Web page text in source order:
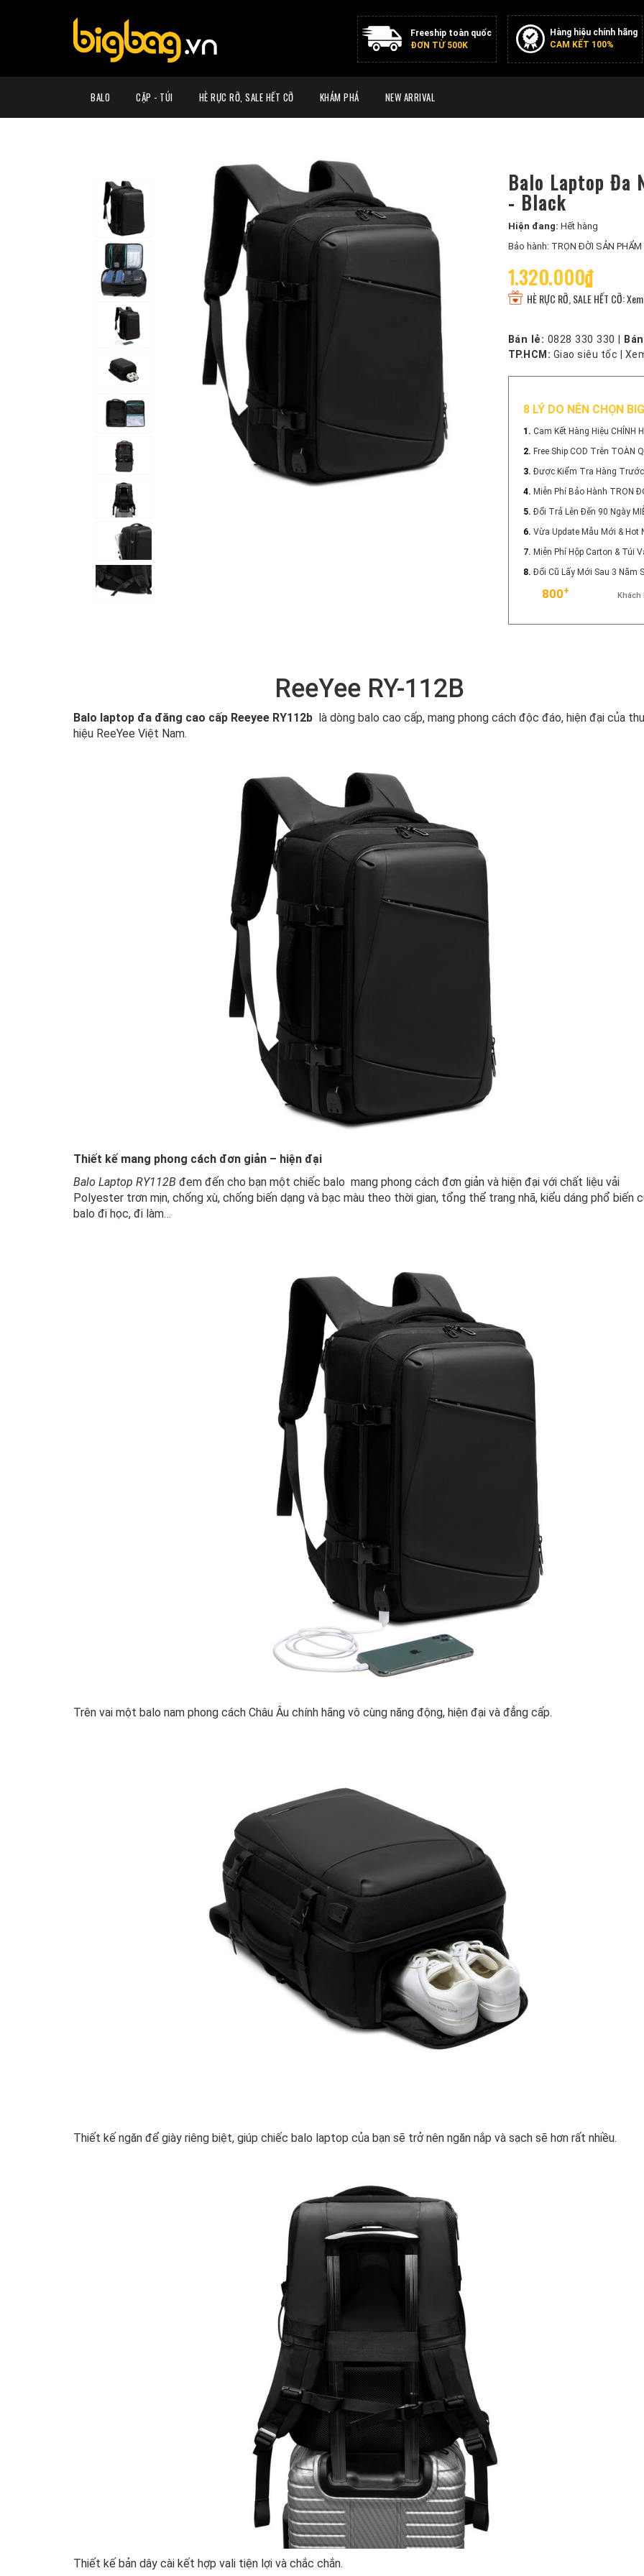
Freeship toàn quốc
ĐƠN TỪ 500K
Hàng hiệu chính hãng
CAM KẾT 100%
BALO CẶP - TÚI HÈ RỰC RỠ, SALE HẾT CỠ KHÁM PHÁ NEW ARRIVAL
Balo Laptop Đa
- Black
Hiện đang: Hết hàng
Bảo hành: TRỌN ĐỜI SẢN PHẨM
1.320.000₫
HÈ RỰC RỠ, SALE HẾT CỠ:
Bán lẻ: 0828 330 330
TP.HCM: Giao siêu tốc
8 LÝ DO NÊN CHỌN
1. Cam Kết Hàng Hiệu CHÍNH
2. Free Ship COD Trên TOÀN
3. Được Kiểm Tra Hàng Trước
4. Miễn Phí Bảo Hành TRỌN
5. Đổi Trả Lên Đến 90 Ngày
6. Vừa Update Mẫu Mới & Hot
7. Miễn Phí Hộp Carton & Túi
8. Đổi Cũ Lấy Mới Sau 3 Năm
800+
ReeYee RY-112B
Balo laptop đa đăng cao cấp Reeyee RY112b là dòng balo cao cấp, mang phong cách độc đáo, hiện đại của
hiệu ReeYee Việt Nam.
Thiết kế mang phong cách đơn giản – hiện đại
Balo Laptop RY112B đem đến cho bạn một chiếc balo mang phong cách đơn giản và hiện đại với chất liệu vải
Polyester trơn mịn, chống xù, chống biến dạng và bạc màu theo thời gian, tổng thể trang nhã, kiểu dáng phổ biến
balo đi học, đi làm…
Trên vai một balo nam phong cách Châu Âu chính hãng vô cùng năng động, hiện đại và đẳng cấp.
Thiết kế ngăn để giày riêng biệt, giúp chiếc balo laptop của bạn sẽ trở nên ngăn nắp và sạch sẽ hơn rất nhiều.
Thiết kế bản dây cài kết hợp vali tiện lợi và chắc chắn.